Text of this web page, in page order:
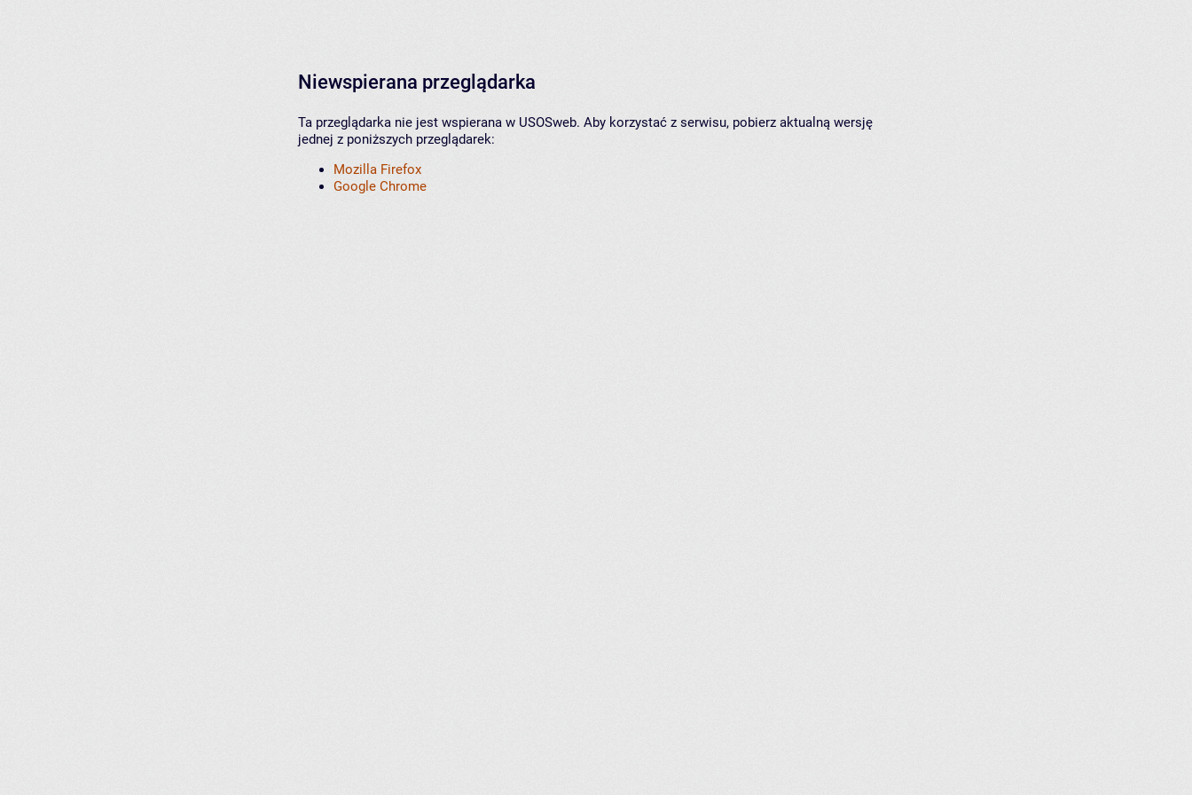
Niewspierana przeglądarka
Ta przeglądarka nie jest wspierana w USOSweb. Aby korzystać z serwisu, pobierz aktualną wersję
jednej z poniższych przeglądarek:
Mozilla Firefox
Google Chrome